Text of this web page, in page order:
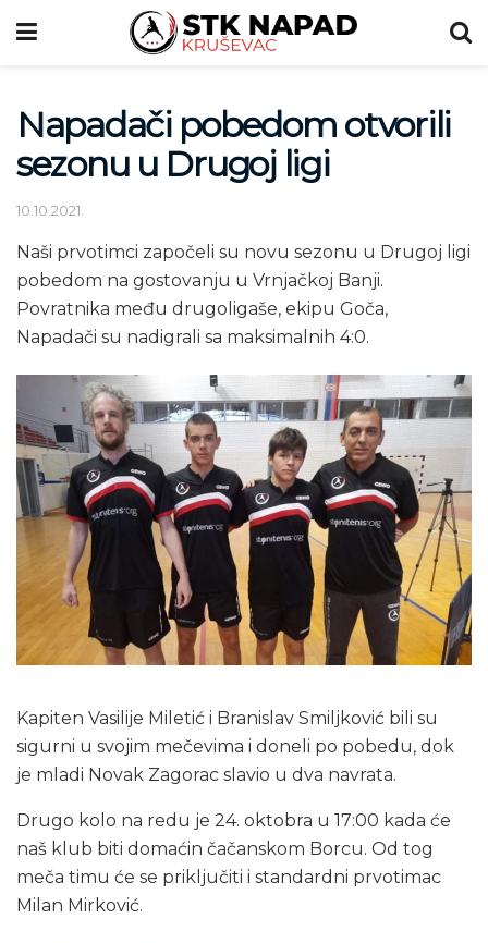
Napadači pobedom otvorili
sezonu u Drugoj ligi
10.10.2021.
Naši prvotimci započeli su novu sezonu u Drugoj ligi
pobedom na gostovanju u Vrnjačkoj Banji.
Povratnika među drugoligaše, ekipu Goča,
Napadači su nadigrali sa maksimalnih 4:0.
Kapiten Vasilije Miletić i Branislav Smiljković bili su
sigurni u svojim mečevima i doneli po pobedu, dok
je mladi Novak Zagorac slavio u dva navrata.
Drugo kolo na redu je 24. oktobra u 17:00 kada će
naš klub biti domaćin čačanskom Borcu. Od tog
meča timu će se priključiti i standardni prvotimac
Milan Mirković.